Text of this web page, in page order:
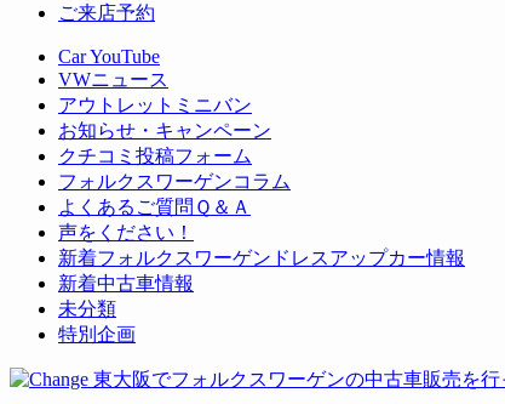
ご来店予約
Car YouTube
VWニュース
アウトレットミニバン
お知らせ・キャンペーン
クチコミ投稿フォーム
フォルクスワーゲンコラム
よくあるご質問Ｑ＆Ａ
声をください！
新着フォルクスワーゲンドレスアップカー情報
新着中古車情報
未分類
特別企画